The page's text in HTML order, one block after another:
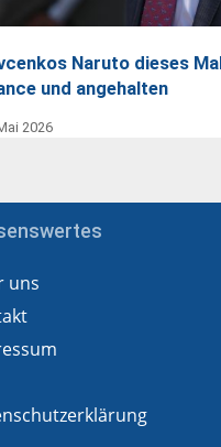
Naruto dieses
und angehalten
2026
uns